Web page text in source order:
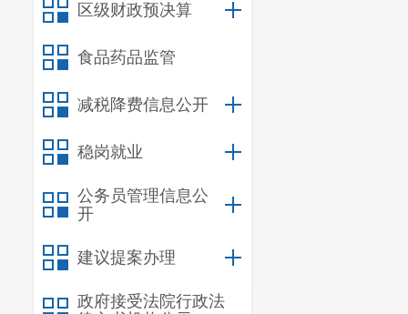
区级财政预决算
食品药品监管
减税降费信息公开
稳岗就业
公务员管理信息公
开
建议提案办理
政府接受法院行政法